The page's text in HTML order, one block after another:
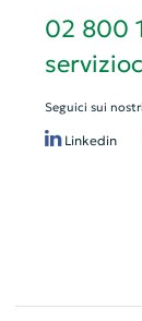
02 800
Seguici sui
Linkedin